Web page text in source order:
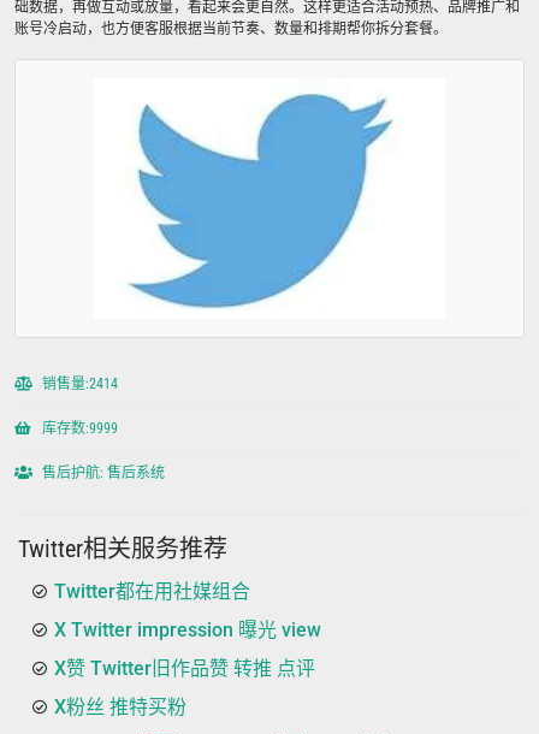
础数据，再做互动或放量，看起来会更自然。这样更适合活动预热、品牌推广和
账号冷启动，也方便客服根据当前节奏、数量和排期帮你拆分套餐。
销售量:2414
库存数:9999
售后护航: 售后系统
Twitter相关服务推荐
Twitter都在用社媒组合
X Twitter impression 曝光 view
X赞 Twitter旧作品赞 转推 点评
X粉丝 推特买粉